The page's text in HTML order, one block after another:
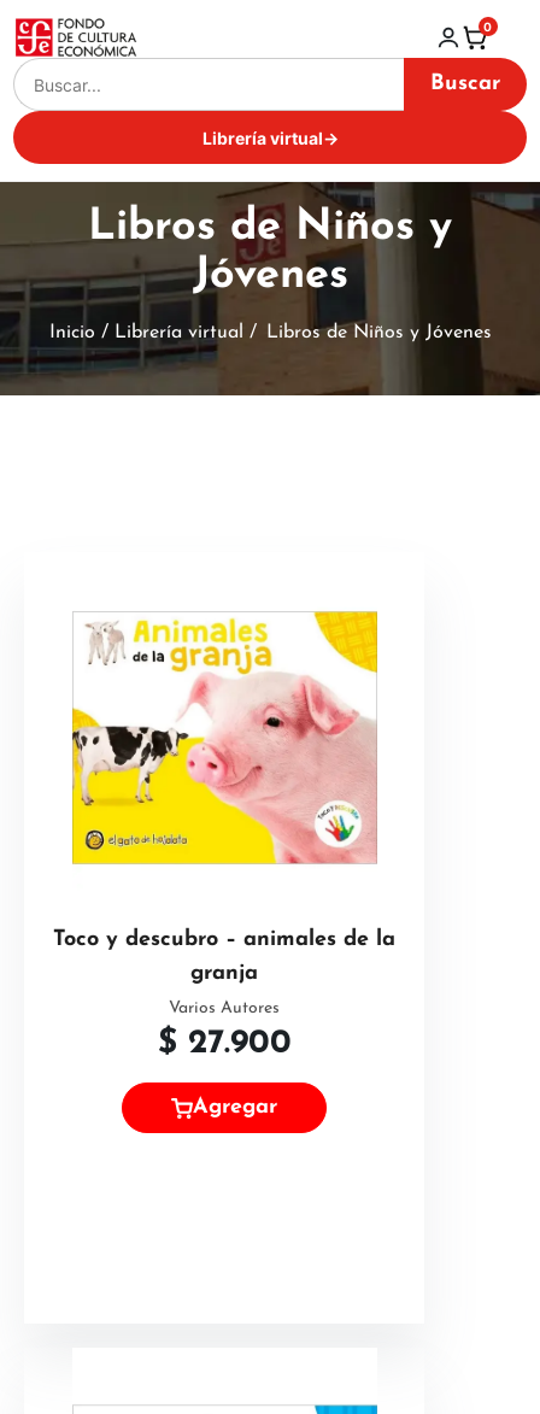
Buscar
Librería virtual→
0
Libros de Niños y
Jóvenes
Inicio / Librería virtual / Libros de Niños y Jóvenes
Toco y descubro – animales de la
granja
Varios Autores
$ 27.900
Agregar